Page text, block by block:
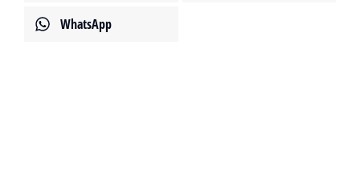
WhatsApp